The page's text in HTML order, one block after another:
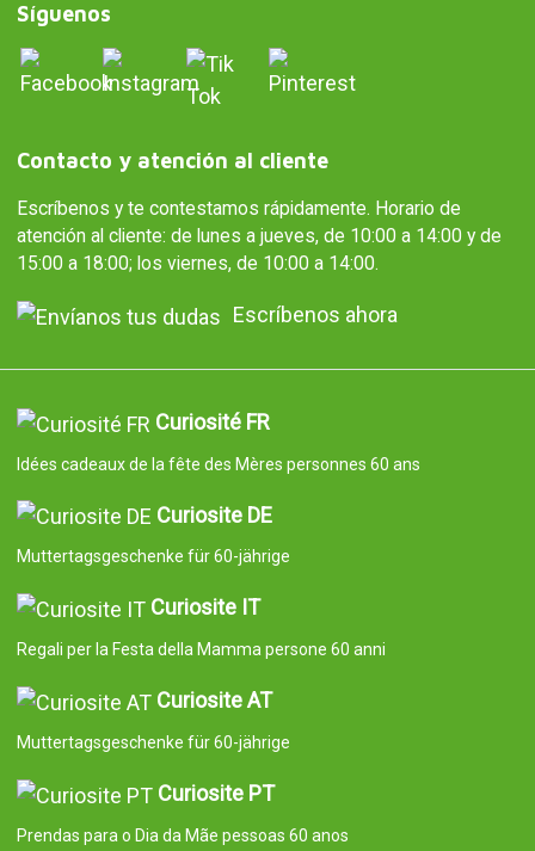
Síguenos
Contacto y atención al cliente
Escríbenos y te contestamos rápidamente. Horario de
atención al cliente: de lunes a jueves, de 10:00 a 14:00 y de
15:00 a 18:00; los viernes, de 10:00 a 14:00.
Escríbenos ahora
Curiosité FR
Idées cadeaux de la fête des Mères personnes 60 ans
Curiosite DE
Muttertagsgeschenke für 60-jährige
Curiosite IT
Regali per la Festa della Mamma persone 60 anni
Curiosite AT
Muttertagsgeschenke für 60-jährige
Curiosite PT
Prendas para o Dia da Mãe pessoas 60 anos